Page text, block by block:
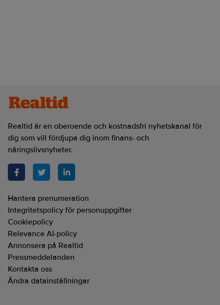
Realtid är en oberoende och kostnadsfri nyhetskanal för
dig som vill fördjupa dig inom finans- och
näringslivsnyheter.
Hantera prenumeration
Integritetspolicy för personuppgifter
Cookiepolicy
Relevance AI-policy
Annonsera på Realtid
Pressmeddelanden
Kontakta oss
Ändra datainställningar